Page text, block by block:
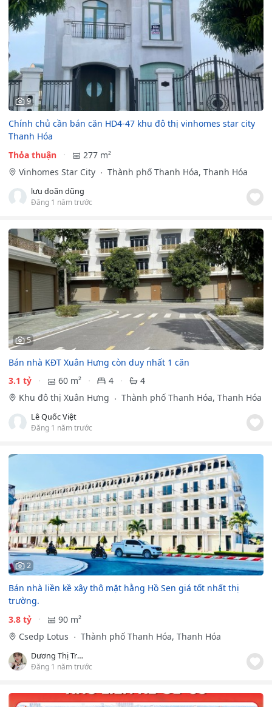
9
Chính chủ cần bán căn HD4-47 khu đô thị vinhomes star city
Thanh Hóa
Thỏa thuận
277 m²
Vinhomes Star City
Thành phố Thanh Hóa, Thanh Hóa
lưu doãn dũng
Đăng 1 năm trước
5
Bán nhà KĐT Xuân Hưng còn duy nhất 1 căn
3.1 tỷ
60 m² 4
4
Khu đô thị Xuân Hưng
Thành phố Thanh Hóa, Thanh Hóa
Lê Quốc Việt
Đăng 1 năm trước
2
Bán nhà liền kề xây thô mặt hằng Hồ Sen giá tốt nhất thị
trường.
3.8 tỷ
90 m²
Csedp Lotus
Thành phố Thanh Hóa, Thanh Hóa
Dương Thị Trang
Đăng 1 năm trước